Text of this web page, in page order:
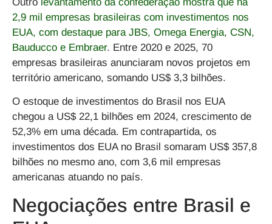
2,9 mil empresas brasileiras com investimentos nos
EUA, com destaque para JBS, Omega Energia, CSN,
Bauducco e Embraer. Entre 2020 e 2025, 70
empresas brasileiras anunciaram novos projetos em
território americano, somando US$ 3,3 bilhões.
O estoque de investimentos do Brasil nos EUA
chegou a US$ 22,1 bilhões em 2024, crescimento de
52,3% em uma década. Em contrapartida, os
investimentos dos EUA no Brasil somaram US$ 357,8
bilhões no mesmo ano, com 3,6 mil empresas
americanas atuando no país.
Negociações entre Brasil e